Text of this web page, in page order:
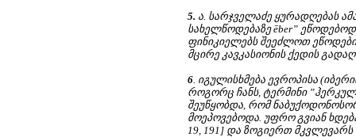
5. ა. სარჯველაძე ყურადღებას
სახელწოდებაზე ēber”
ფინიკიელებს შეეძლოთ
მცირე კავკასიონის ქედის
6 . იგულისხმება ევროპისა
როგორც ჩანს, ტერმინი
შეუწყობდა, რომ
მოეპოვებოდა. უფრო გვიან
19, 191] და ზოგიერთ მკვლევარს